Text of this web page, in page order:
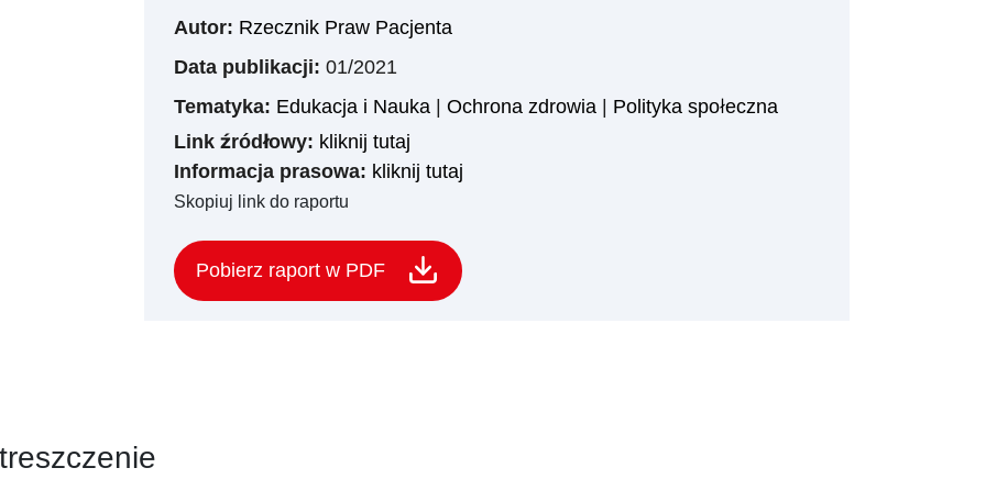
Autor: Rzecznik Praw Pacjenta
Data publikacji: 01/2021
Tematyka: Edukacja i Nauka| Ochrona zdrowia| Polityka społeczna
Link źródłowy: kliknij tutaj
Informacja prasowa: kliknij tutaj
Skopiuj link do raportu
Pobierz raport w PDF